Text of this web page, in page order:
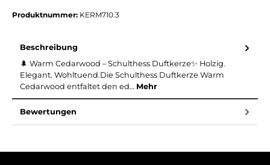
Produktnummer: KERM710.3
Beschreibung
🌲 Warm Cedarwood – Schulthess Duftkerze✨ Holzig.
Elegant. Wohltuend.Die Schulthess Duftkerze Warm
Cedarwood entfaltet den ed… Mehr
Bewertungen